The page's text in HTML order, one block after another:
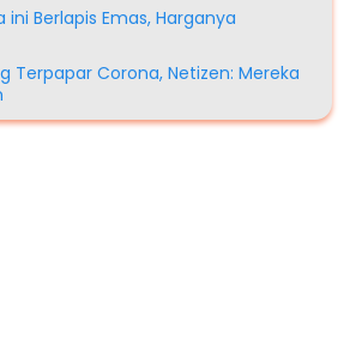
ini Berlapis Emas, Harganya
Terpapar Corona, Netizen: Mereka